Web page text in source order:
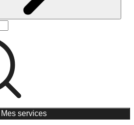
Mes services